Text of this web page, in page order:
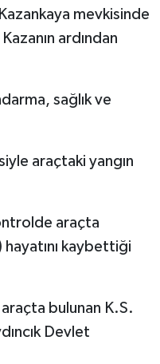
mevkisinde
ardından
sağlık ve
araçtaki yangın
araçta
hayatını kaybettiği
bulunan K.S.
Devlet